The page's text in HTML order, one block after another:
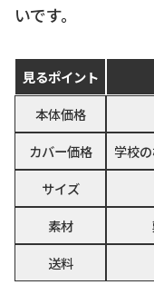
いです。
見るポイント
本体価格
カバー価格
学校
サイズ
素材
送料